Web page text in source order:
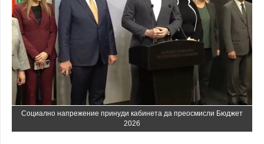
Социално напрежение принуди кабинета да преосмисли Бюджет
2026